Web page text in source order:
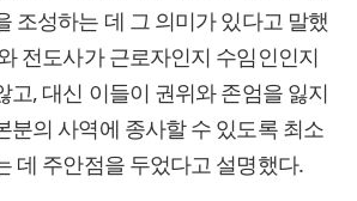
조성하는 데 그 의미가 있다고 말했
전도사가 근로자인지 수임인인지
고, 대신 이들이 권위와 존엄을 잃지
분의 사역에 종사할 수 있도록 최소
데 주안점을 두었다고 설명했다.